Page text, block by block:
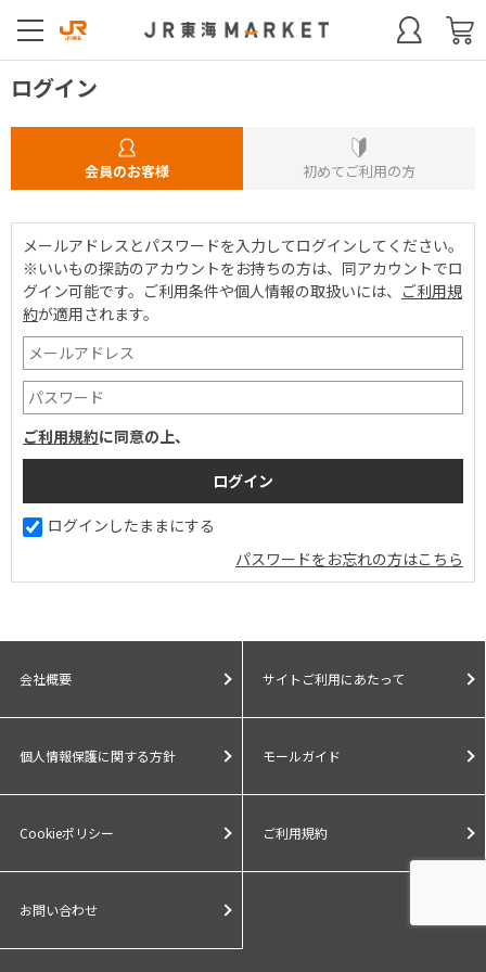
ログイン
会員のお客様 初めてご利用の方
メールアドレスとパスワードを入力してログインしてください。
※いいもの探訪のアカウントをお持ちの方は、同アカウントでロ
グイン可能です。 ご利用条件や個人情報の取扱いには、 ご利用規
約が適用されます。
ご利用規約に同意の上、
ログインしたままにする
パスワードをお忘れの方はこちら
会社概要 サイトご利用にあたって
個人情報保護に関する方針 モールガイド
Cookieポリシー ご利用規約
お問い合わせ